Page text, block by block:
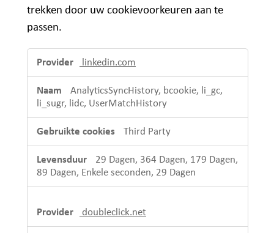
trekken door uw cookievoorkeuren aan te
passen.
Marketing
cookies
linkedin.com
AnalyticsSyncHistory, bcookie, li_gc,
li_sugr, lidc, UserMatchHistory
Third Party
29 Dagen, 364 Dagen, 179 Dagen,
89 Dagen, Enkele seconden, 29 Dagen
doubleclick.net